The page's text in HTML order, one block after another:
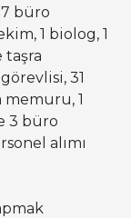
büro
1 biolog, 1
taşra
31
1
3 büro
alımı